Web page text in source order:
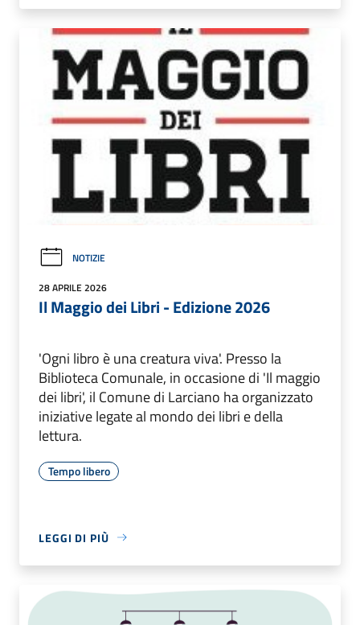
NOTIZIE
28 APRILE 2026
Il Maggio dei Libri - Edizione 2026
'Ogni libro è una creatura viva'. Presso la
Biblioteca Comunale, in occasione di 'Il maggio
dei libri', il Comune di Larciano ha organizzato
iniziative legate al mondo dei libri e della
lettura.
Tempo libero
LEGGI DI PIÙ